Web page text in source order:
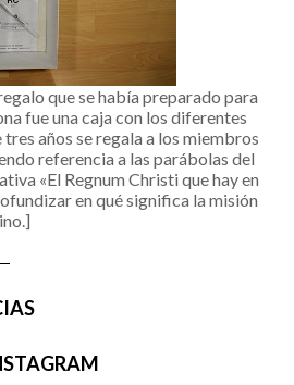
que se había preparado para
fue una caja con los diferentes
años se regala a los miembros
referencia a las parábolas del
«El Regnum Christi que hay en
en qué significa la misión